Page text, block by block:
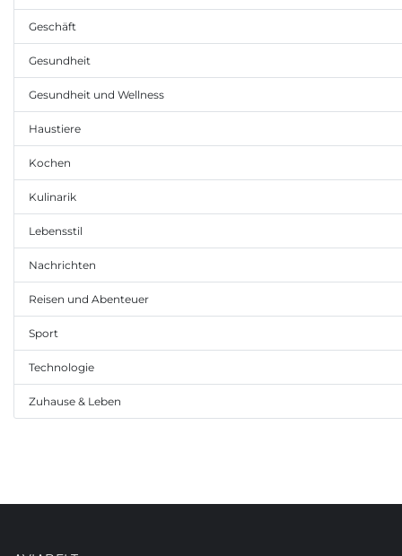
Geschäft
Gesundheit
Gesundheit und Wellness
Haustiere
Kochen
Kulinarik
Lebensstil
Nachrichten
Reisen und Abenteuer
Sport
Technologie
Zuhause & Leben